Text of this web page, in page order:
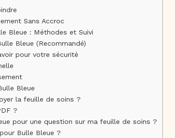
Sans Accroc
Bleue : Méthodes et Suivi
Bleue (Recommandé)
pour votre sécurité
Bleue
la feuille de soins ?
?
pour une question sur ma feuille de soins ?
Bulle Bleue ?